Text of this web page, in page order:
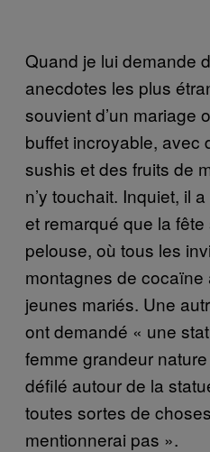
Quand je lui demande
anecdotes les plus
souvient d’un mariage
buffet incroyable, avec
sushis et des fruits de
n’y touchait. Inquiet, il
et remarqué que la fête
pelouse, où tous les
montagnes de
jeunes mariés. Une
ont demandé « une
femme grandeur
défilé autour de la
toutes sortes de
mentionnerai pas ».